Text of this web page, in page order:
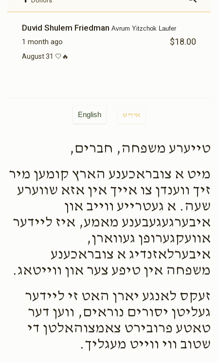
Duvid Shulem Friedman Avrum Yitzchok Laufer
1 month ago $18.00
August 31 🤍🔥
English אידיש
טייערע משפחה, חברים,
מיט א צובראכענע הארץ קומען מיר
זיך ווענדן צו אייך אין אזא שווערע
שעה. א געטרייע ווייב און
איבערגעגעבענע מאמע, איז ליידער
אוועקגערופן געווארן,
איבערלאזנדיג א צובראכענע
משפחה אין טיפע צער און ווייטאג.
זעקס לאנגע יארן האט זי ליידער
געליטן יסורים נוראים, ווען דער
טאטע פרובירט צאמצוהאלטן די
שטוב ווי ווייט מעגליך.